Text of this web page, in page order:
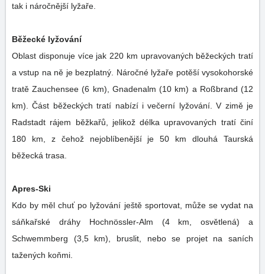
tak i náročnější lyžaře.
Běžecké lyžování
Oblast disponuje více jak 220 km upravovaných běžeckých tratí
a vstup na ně je bezplatný. Náročné lyžaře potěší vysokohorské
tratě Zauchensee (6 km), Gnadenalm (10 km) a Roßbrand (12
km). Část běžeckých tratí nabízí i večerní lyžování. V zimě je
Radstadt rájem běžkařů, jelikož délka upravovaných tratí činí
180 km, z čehož nejoblíbenější je 50 km dlouhá Taurská
běžecká trasa.
Apres-Ski
Kdo by měl chuť po lyžování ještě sportovat, může se vydat na
sáňkařské dráhy Hochnössler-Alm (4 km, osvětlená) a
Schwemmberg (3,5 km), bruslit, nebo se projet na saních
tažených koňmi.